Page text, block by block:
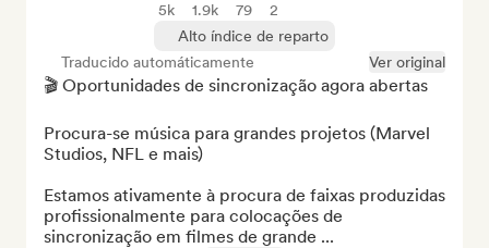
5k 1.9k 79
2
Alto índice de reparto
Traducido automáticamente
Ver original
🎬 Oportunidades de sincronização agora abertas
Procura-se música para grandes projetos (Marvel
Studios, NFL e mais)
Estamos ativamente à procura de faixas produzidas
profissionalmente para colocações de
sincronização em filmes de grande ...